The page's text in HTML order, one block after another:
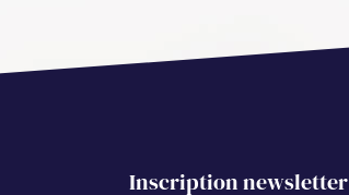
Inscription newsletter